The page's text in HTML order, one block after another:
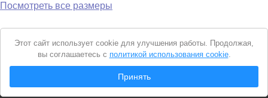
Посмотреть все размеры
Вся представленная на сайте информация носит справочный характер и не
является
Уведомление
cookie
Этот сайт использует cookie для улучшения работы. Продолжая,
вы соглашаетесь с политикой использования cookie.
Принять